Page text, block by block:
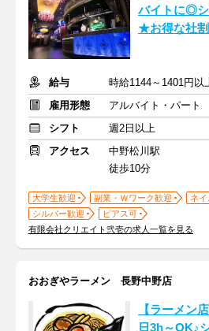
バイトに◎シ
★お得な社割
給与
時給1144～1401円以
雇用形態
アルバイト・パート
シフト
週2日以上
アクセス
中野松川駅
徒歩10分
大学生歓迎 副業・Ｗワーク歓迎
ネイ
シルバー歓迎
ピアス可
有限会社クリエイト弐壱の求人一覧を見る
おおぎやラーメン 長野中野店
【ラーメン
日3h～OK♪